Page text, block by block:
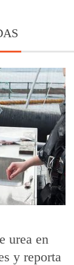
urea en
y reporta